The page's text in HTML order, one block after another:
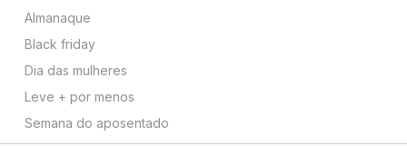
Almanaque
Black friday
Dia das mulheres
Leve + por menos
Semana do aposentado